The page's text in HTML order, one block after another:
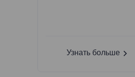
Узнать больше